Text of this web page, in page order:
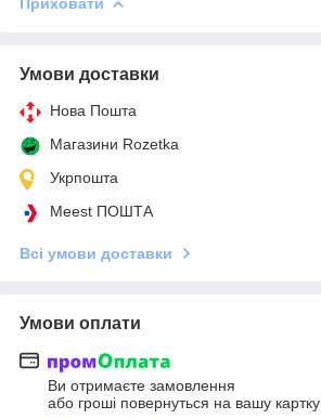
Умови доставки
Нова Пошта
Магазини Rozetka
Укрпошта
Meest ПОШТА
Всі умови доставки
Умови оплати
Ви отримаєте замовлення
або гроші повернуться на вашу картку